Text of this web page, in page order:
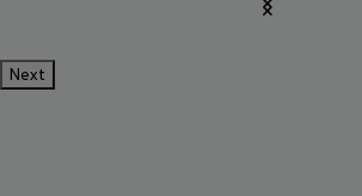
Next